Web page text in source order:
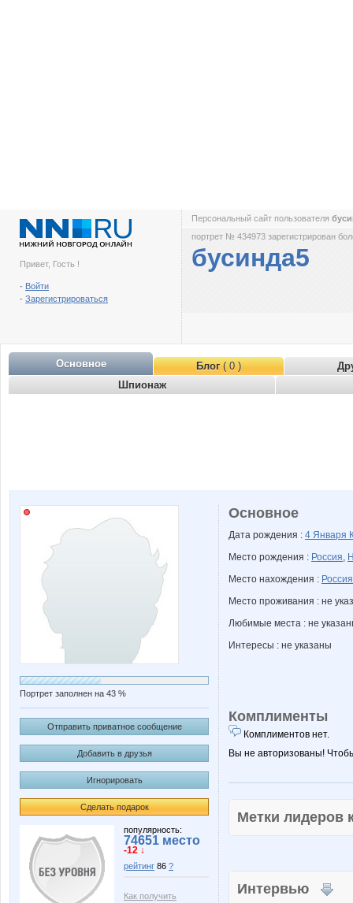
Привет, Гость !
- Войти
- Зарегистрироваться
Персональный сайт пользователя
портрет № 434973 зарегистрирован
бусинда5
Основное Блог( 0 )
Шпионаж
Портрет заполнен на 43 %
Отправить приватное сообщение
Добавить в друзья
Игнорировать
Сделать подарок
популярность:
74651 место
-12 ↓
рейтинг 86 ?
Как получить
Основное
Дата рождения : 4 Января
Место рождения : Россия,
Место нахождения : Россия
Место проживания : не
Любимые места : не
Интересы : не указаны
Комплименты
Комплиментов нет.
Вы не авторизованы!
Метки
Интервью